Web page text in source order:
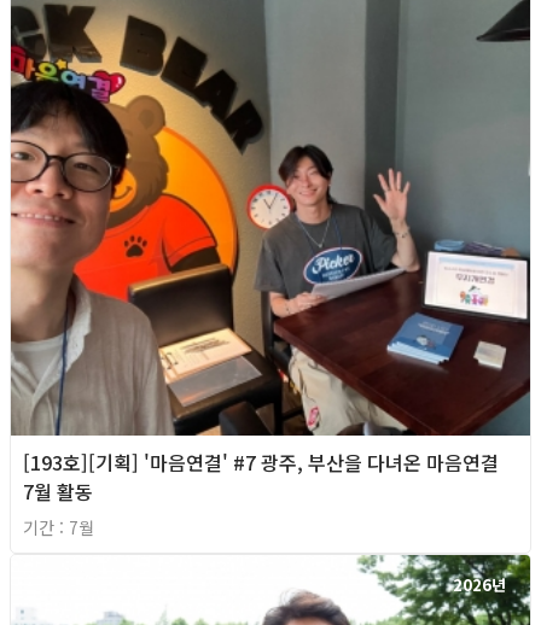
[193호][기획] '마음연결' #7 광주, 부산을 다녀온 마음연결
7월 활동
기간 : 7월
2026년